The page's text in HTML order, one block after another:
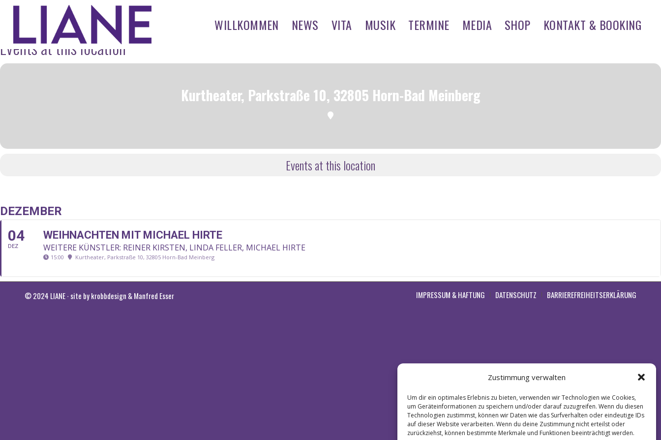
Zustimmung verwalten
Um dir ein optimales Erlebnis zu bieten, verwenden wir Technologien wie Cookies,
um Geräteinformationen zu speichern und/oder darauf zuzugreifen. Wenn du diesen
Technologien zustimmst, können wir Daten wie das Surfverhalten oder eindeutige IDs
auf dieser Website verarbeiten. Wenn du deine Zustimmung nicht erteilst oder
zurückziehst, können bestimmte Merkmale und Funktionen beeinträchtigt werden.
WILLKOMMEN NEWS VITA MUSIK TERMINE MEDIA SHOP KONTAKT & BOOKING
Events at this location
Kurtheater, Parkstraße 10, 32805 Horn-Bad Meinberg
Events at this location
DEZEMBER
04
DEZ
WEIHNACHTEN MIT MICHAEL HIRTE
WEITERE KÜNSTLER: REINER KIRSTEN, LINDA FELLER, MICHAEL HIRTE
15:00 Kurtheater, Parkstraße 10, 32805 Horn-Bad Meinberg
© 2024 LIANE ∙ site bykrobbdesign &Manfred Esser IMPRESSUM & HAFTUNG DATENSCHUTZ BARRIEREFREIHEITSERKLÄRUNG